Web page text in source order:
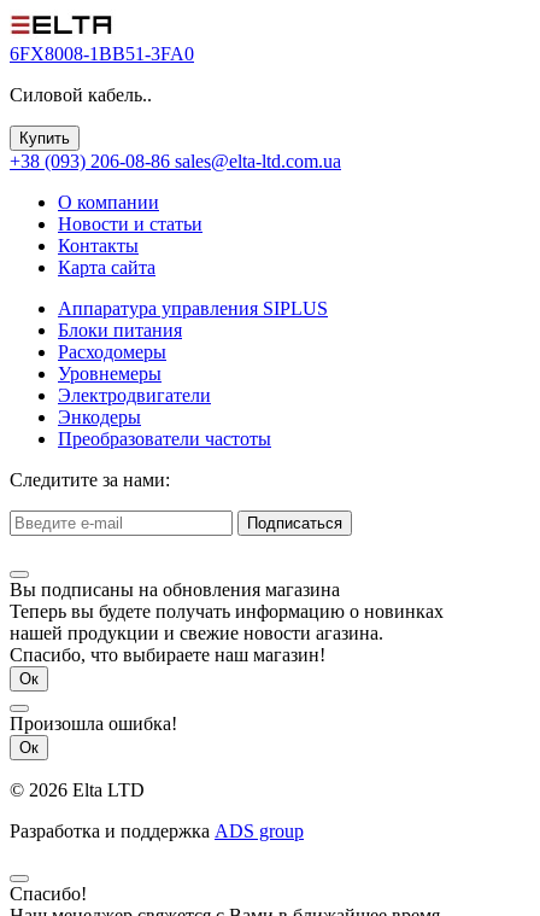
6FX8008-1BB51-3FA0
Силовой кабель..
Купить
+38 (093) 206-08-86 sales@elta-ltd.com.ua
О компании
Новости и статьи
Контакты
Карта сайта
Аппаратура управления SIPLUS
Блоки питания
Расходомеры
Уровнемеры
Электродвигатели
Энкодеры
Преобразователи частоты
Следитите за нами:
Подписаться
Вы подписаны на обновления магазина
Теперь вы будете получать информацию о новинках
нашей продукции и свежие новости агазина.
Спасибо, что выбираете наш магазин!
Ок
Произошла ошибка!
Ок
© 2026 Elta LTD
Разработка и поддержка ADS group
Спасибо!